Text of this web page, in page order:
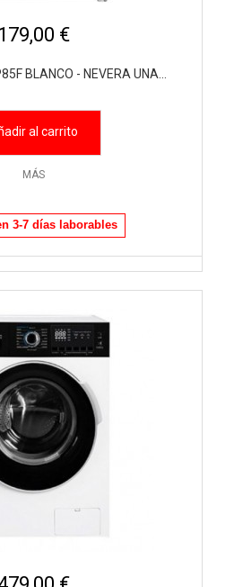
179,00 €
BLANCO - NEVERA UNA...
al carrito
MÁS
3-7 días laborables